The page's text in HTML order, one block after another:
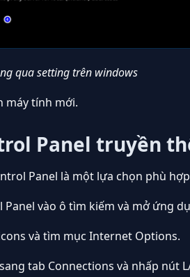
qua setting trên windows
máy tính mới.
Panel truyền
Panel là một lựa chọn phù
vào ô tìm kiếm và mở ứng
và tìm mục Internet Options.
tab Connections và nhấp nút